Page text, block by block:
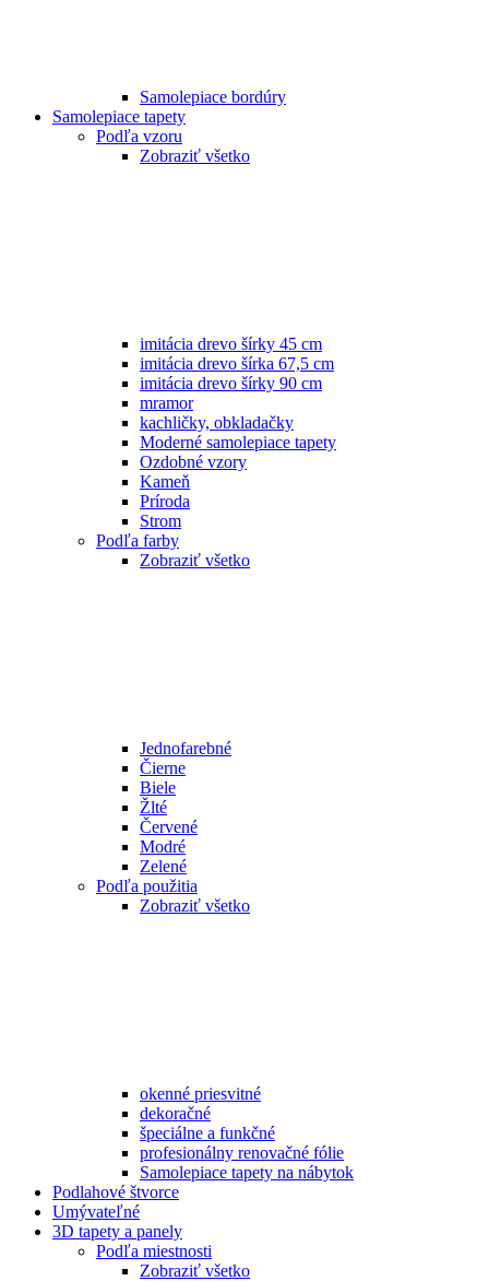
Samolepiace bordúry
Samolepiace tapety
Podľa vzoru
Zobraziť všetko
imitácia drevo šírky 45 cm
imitácia drevo šírka 67,5 cm
imitácia drevo šírky 90 cm
mramor
kachličky, obkladačky
Moderné samolepiace tapety
Ozdobné vzory
Kameň
Príroda
Strom
Podľa farby
Zobraziť všetko
Jednofarebné
Čierne
Biele
Žlté
Červené
Modré
Zelené
Podľa použitia
Zobraziť všetko
okenné priesvitné
dekoračné
špeciálne a funkčné
profesionálny renovačné fólie
Samolepiace tapety na nábytok
Podlahové štvorce
Umývateľné
3D tapety a panely
Podľa miestnosti
Zobraziť všetko